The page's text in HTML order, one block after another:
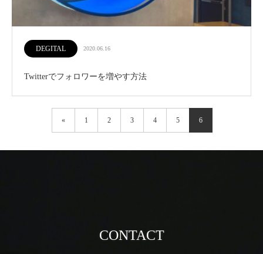
DEGITAL 2020.06.16
Twitterでフォロワーを増やす方法
« 1 2 3 4 5 6
CONTACT